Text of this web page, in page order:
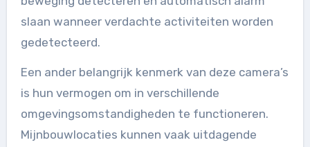
slaan wanneer verdachte activiteiten worden
gedetecteerd.
Een ander belangrijk kenmerk van deze camera’s
is hun vermogen om in verschillende
omgevingsomstandigheden te functioneren.
Mijnbouwlocaties kunnen vaak uitdagende